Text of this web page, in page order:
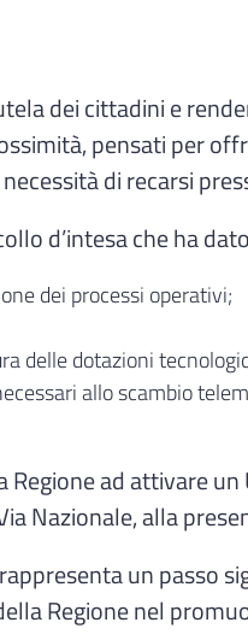
dei cittadini e
pensati per
di recarsi
d’intesa che ha
dei processi operativi;
delle dotazioni
allo scambio
ad attivare
Nazionale, alla
rappresenta un
Regione nel